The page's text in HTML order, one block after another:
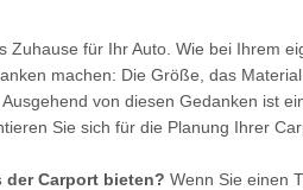
Zuhause für Ihr Auto. Wie bei Ihrem
machen: Die Größe, das
von diesen Gedanken ist
Sie sich für die Planung Ihrer
der Carport bieten? Wenn Sie einen